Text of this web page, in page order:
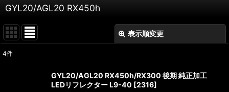
GYL20/AGL20 RX450h
表示順変更
4件
GYL20/AGL20 RX450h/RX300 後期 純正加工
LEDリフレクター L9-40 [2316]